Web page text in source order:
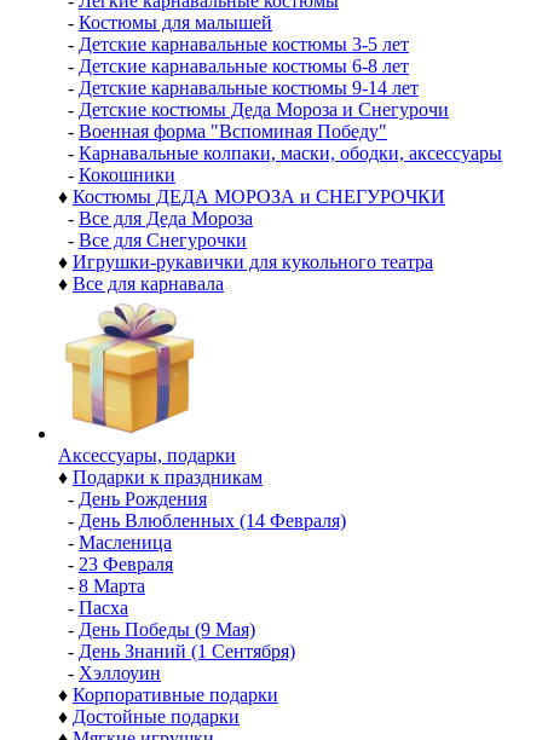
- Костюмы для малышей
- Детские карнавальные костюмы 3-5 лет
- Детские карнавальные костюмы 6-8 лет
- Детские карнавальные костюмы 9-14 лет
- Детские костюмы Деда Мороза и Снегурочи
- Военная форма "Вспоминая Победу"
- Карнавальные колпаки, маски, ободки, аксессуары
- Кокошники
♦ Костюмы ДЕДА МОРОЗА и СНЕГУРОЧКИ
- Все для Деда Мороза
- Все для Снегурочки
♦ Игрушки-рукавички для кукольного театра
♦ Все для карнавала
Аксессуары, подарки
♦ Подарки к праздникам
- День Рождения
- День Влюбленных (14 Февраля)
- Масленица
- 23 Февраля
- 8 Марта
- Пасха
- День Победы (9 Мая)
- День Знаний (1 Сентября)
- Хэллоуин
♦ Корпоративные подарки
♦ Достойные подарки